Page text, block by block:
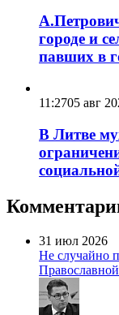
городе и
павших в
11:2705 авг
В Литве
31 июл 2026
Не случайно